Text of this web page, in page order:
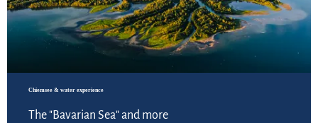
Chiemsee & water experience
The "Bavarian Sea" and more